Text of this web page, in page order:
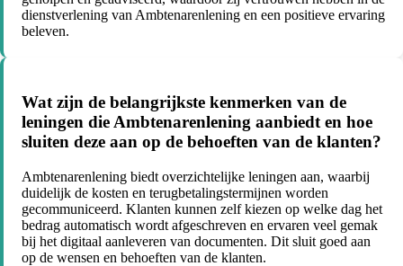
dienstverlening van Ambtenarenlening en een positieve ervaring
beleven.
Wat zijn de belangrijkste kenmerken van de
leningen die Ambtenarenlening aanbiedt en hoe
sluiten deze aan op de behoeften van de klanten?
Ambtenarenlening biedt overzichtelijke leningen aan, waarbij
duidelijk de kosten en terugbetalingstermijnen worden
gecommuniceerd. Klanten kunnen zelf kiezen op welke dag het
bedrag automatisch wordt afgeschreven en ervaren veel gemak
bij het digitaal aanleveren van documenten. Dit sluit goed aan
op de wensen en behoeften van de klanten.